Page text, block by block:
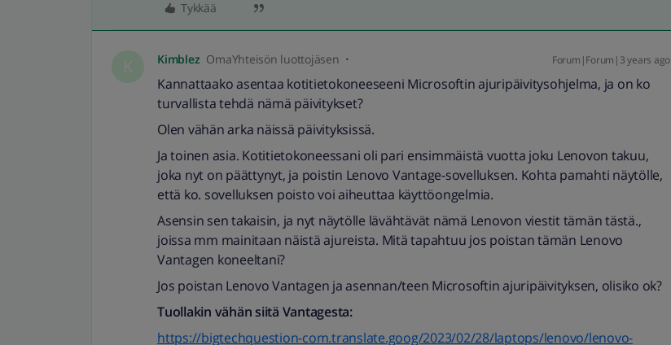
Tykkää
Kimblez OmaYhteisön luottojäsen Forum|Forum|3 years ago
Kannattaako asentaa kotitietokoneeseeni Microsoftin ajuripäivitysohjelma, ja on ko
turvallista tehdä nämä päivitykset?
Olen vähän arka näissä päivityksissä.
Ja toinen asia. Kotitietokoneessani oli pari ensimmäistä vuotta joku Lenovon takuu,
joka nyt on päättynyt, ja poistin Lenovo Vantage-sovelluksen. Kohta pamahti näytölle,
että ko. sovelluksen poisto voi aiheuttaa käyttöongelmia.
Asensin sen takaisin, ja nyt näytölle lävähtävät nämä Lenovon viestit tämän tästä.,
joissa mm mainitaan näistä ajureista. Mitä tapahtuu jos poistan tämän Lenovo
Vantagen koneeltani?
Jos poistan Lenovo Vantagen ja asennan/teen Microsoftin ajuripäivityksen, olisiko ok?
Tuollakin vähän siitä Vantagesta:
https://bigtechquestion-com.translate.goog/2023/02/28/laptops/lenovo/lenovo-